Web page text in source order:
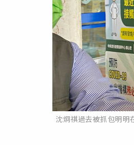
沈炯祺過去被抓包明明